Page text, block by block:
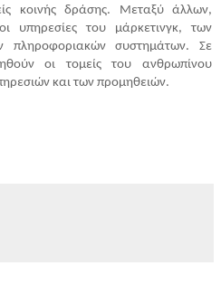
κοινής δράσης. Μεταξύ άλλων,
υπηρεσίες του μάρκετινγκ, των
πληροφοριακών συστημάτων. Σε
οι τομείς του ανθρωπίνου
και των προμηθειών.